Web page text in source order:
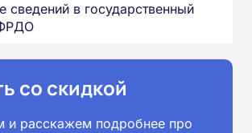
сведений в государственный
со скидкой
и расскажем подробнее про